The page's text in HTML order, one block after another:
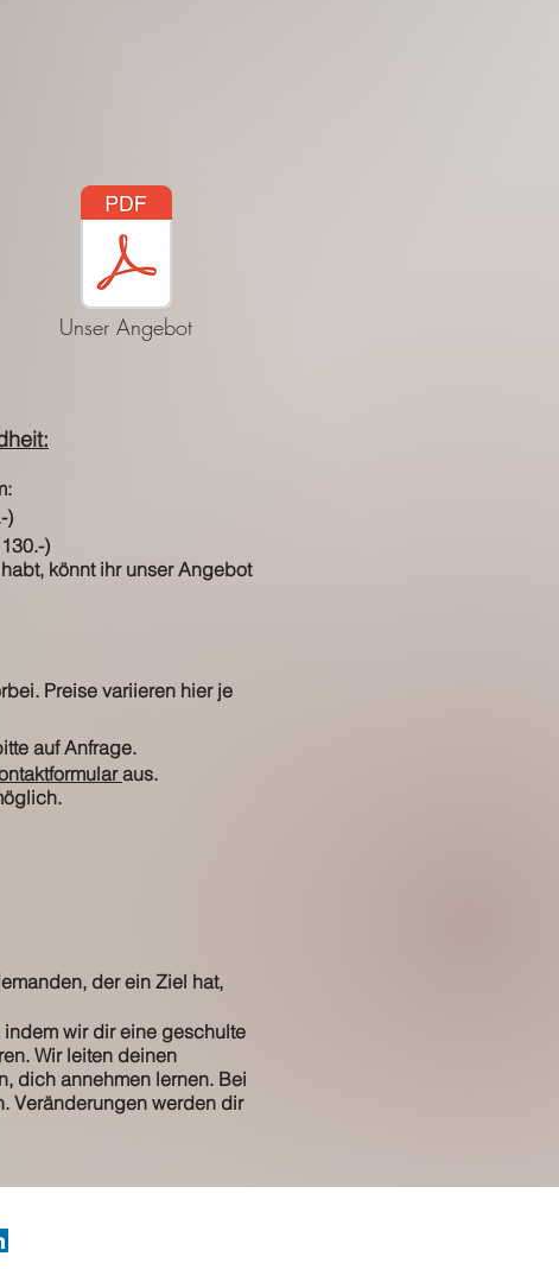
Unser Angebot
)
)
könnt ihr unser Angebot
Preise variieren hier je
auf Anfrage.
aus.
der ein Ziel hat,
wir dir eine geschulte
Wir leiten deinen
dich annehmen lernen. Bei
Veränderungen werden dir